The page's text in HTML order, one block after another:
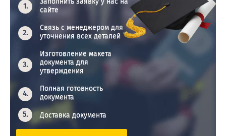
сайте
Связь с менеджером для
уточнения всех деталей
Изготовление макета
документа для
утверждения
Полная готовность
документа
Доставка документа